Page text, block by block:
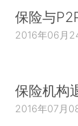
保险与
2016年06月
保险机构
2016年07月